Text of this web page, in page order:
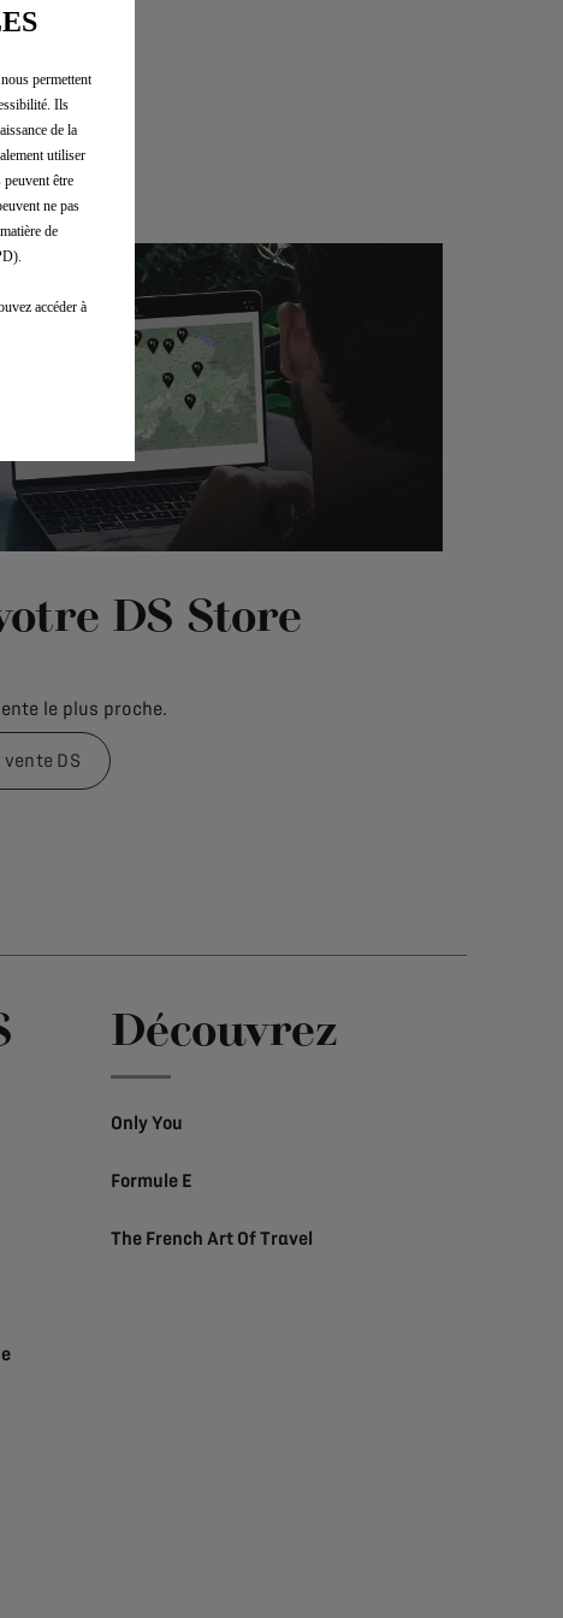
DS Store
le plus proche.
DS
Découvrez
Only You
Formule E
The French Art Of Travel
permettent
Ils
de la
utiliser
être
ne pas
de
accéder à